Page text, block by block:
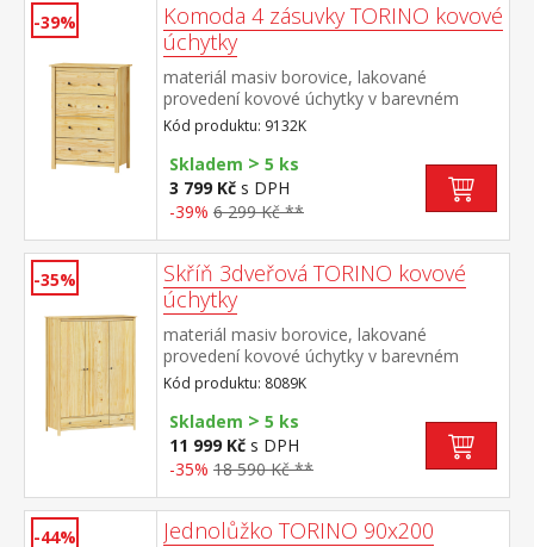
-39%
Komoda 4 zásuvky TORINO kovové
úchytky
materiál masiv borovice, lakované
provedení kovové úchytky v barevném
provedení černěná mosaz čtyři zásuvky s
kovovými pojezdy
Kód produktu: 9132K
Skladem > 5 ks
3 799 Kč s DPH
-39% 6 299 Kč **
-35%
Skříň 3dveřová TORINO kovové
úchytky
materiál masiv borovice, lakované
provedení kovové úchytky v barevném
provedení černěná mosaz prostor dělený v
poměru 2:1 širší část šatní tyč a police, užší
část 3 police ve spodní části 2 zásuvky s
kovovými pojezdy doporučený nástavec
8189K
Kód produktu: 8089K
Skladem > 5 ks
11 999 Kč s DPH
-35% 18 590 Kč **
-44% Jednolůžko TORINO 90x200